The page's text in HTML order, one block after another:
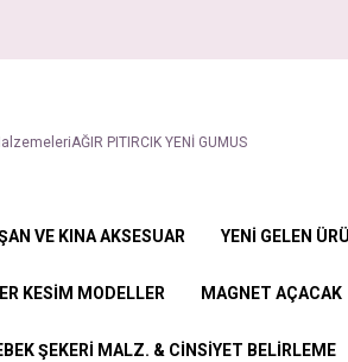
VE KINA AKSESUAR YENİ GELEN
KESİM MODELLER MAGNET AÇACAK
ŞEKERİ MALZ. & CİNSİYET BELİRLEME